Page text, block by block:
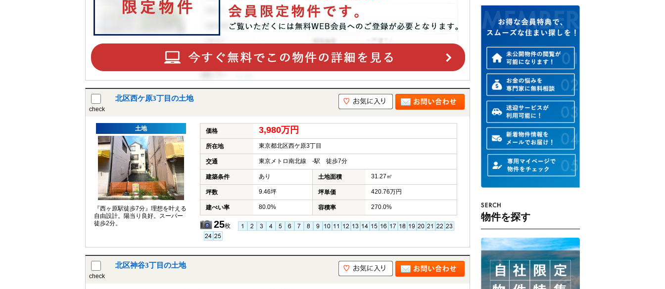
check
北区西ケ原3丁目の土地
土地
『西ヶ原駅徒歩7分』理想を叶える
自由設計。陽当り良好。スーパー
徒歩2分。
価格 3,980万円
所在地 東京都北区西ケ原3丁目
交通 東京メトロ南北線 -駅 徒歩7分
建築条件 あり 土地面積 31.27㎡
坪数 9.46坪 坪単価 420.76万円
建ぺい率 80.0% 容積率 270.0%
25枚
check
北区神谷3丁目の土地
物件を探す